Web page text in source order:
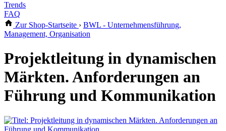
Trends
FAQ
Zur Shop-Startseite › BWL - Unternehmensführung,
Management, Organisation
Projektleitung in dynamischen
Märkten. Anforderungen an
Führung und Kommunikation